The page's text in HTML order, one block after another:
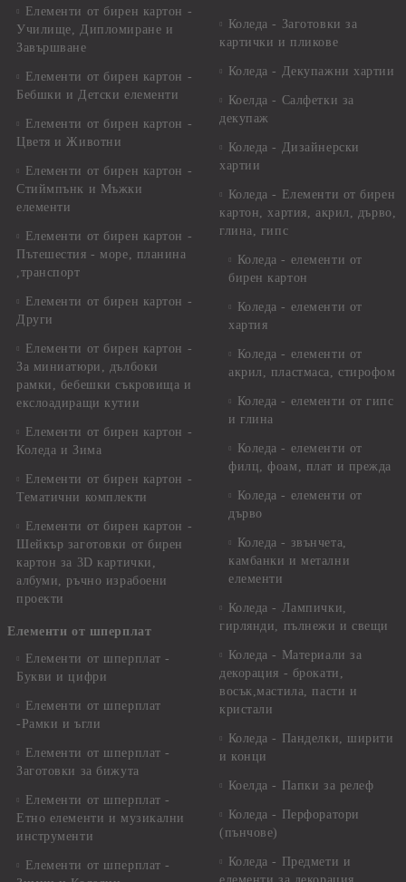
Елементи от бирен картон -
Училище, Дипломиране и
Завършване
Елементи от бирен картон -
Бебшки и Детски елементи
Елементи от бирен картон -
Цветя и Животни
Елементи от бирен картон -
Стиймпънк и Мъжки
елементи
Елементи от бирен картон -
Пътешестия - море, планина
,транспорт
Елементи от бирен картон -
Други
Елементи от бирен картон -
За миниатюри, дълбоки
рамки, бебешки съкровища и
екслоадиращи кутии
Елементи от бирен картон -
Коледа и Зима
Елементи от бирен картон -
Тематични комплекти
Елементи от бирен картон -
Шейкър заготовки от бирен
картон за 3D картички,
албуми, ръчно израбоени
проекти
Елементи от шперплат
Елементи от шперплат -
Букви и цифри
Елементи от шперплат
-Рамки и ъгли
Елементи от шперплат -
Заготовки за бижута
Елементи от шперплат -
Етно елементи и музикални
инструменти
Елементи от шперплат -
Коледа - Заготовки за
картички и пликове
Коледа - Декупажни хартии
Коелда - Салфетки за
декупаж
Коледа - Дизайнерски
хартии
Коледа - Eлементи от бирен
картон, хартия, акрил, дърво,
глина, гипс
Коледа - елементи от
бирен картон
Коледа - елементи от
хартия
Коледа - елементи от
акрил, пластмаса, стирофом
Коледа - елементи от гипс
и глина
Коледа - елементи от
филц, фоам, плат и прежда
Коледа - елементи от
дърво
Коледа - звънчета,
камбанки и метални
елементи
Коледа - Лампички,
гирлянди, пълнежи и свещи
Коледа - Материали за
декорация - брокати,
восък,мастила, пасти и
кристали
Коледа - Панделки, ширити
и конци
Коелда - Папки за релеф
Коледа - Перфоратори
(пънчове)
Коледа - Предмети и